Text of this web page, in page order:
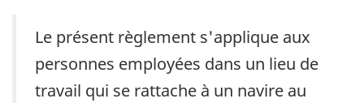
Le présent règlement s'applique aux
personnes employées dans un lieu de
travail qui se rattache à un navire au